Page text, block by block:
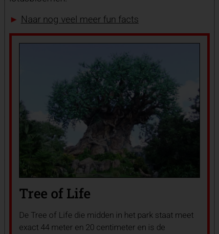
► Naar nog veel meer fun facts
Tree of Life
De Tree of Life die midden in het park staat meet
exact 44 meter en 20 centimeter en is de